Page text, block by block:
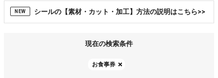
NEW シールの【素材・カット・加工】方法の説明はこちら>>
現在の検索条件
お食事券